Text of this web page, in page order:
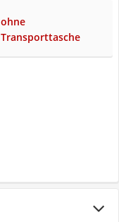
ohne
Transporttasche